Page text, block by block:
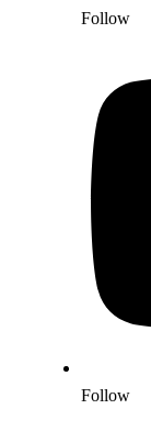
Follow
Follow